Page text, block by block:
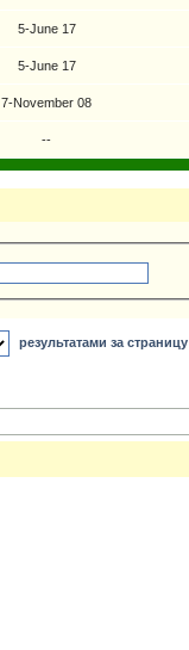
5-June 17
5-June 17
7-November 08
--
результатами за страницу